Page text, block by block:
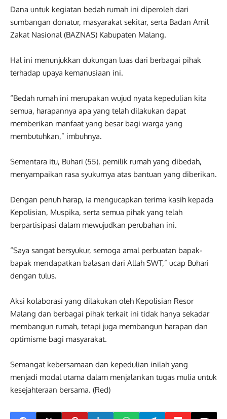
Dana untuk kegiatan bedah rumah ini diperoleh dari
sumbangan donatur, masyarakat sekitar, serta Badan Amil
Zakat Nasional (BAZNAS) Kabupaten Malang.
Hal ini menunjukkan dukungan luas dari berbagai pihak
terhadap upaya kemanusiaan ini.
“Bedah rumah ini merupakan wujud nyata kepedulian kita
semua, harapannya apa yang telah dilakukan dapat
memberikan manfaat yang besar bagi warga yang
membutuhkan,” imbuhnya.
Sementara itu, Buhari (55), pemilik rumah yang dibedah,
menyampaikan rasa syukurnya atas bantuan yang diberikan.
Dengan penuh harap, ia mengucapkan terima kasih kepada
Kepolisian, Muspika, serta semua pihak yang telah
berpartisipasi dalam mewujudkan perubahan ini.
“Saya sangat bersyukur, semoga amal perbuatan bapak-
bapak mendapatkan balasan dari Allah SWT,” ucap Buhari
dengan tulus.
Aksi kolaborasi yang dilakukan oleh Kepolisian Resor
Malang dan berbagai pihak terkait ini tidak hanya sekadar
membangun rumah, tetapi juga membangun harapan dan
optimisme bagi masyarakat.
Semangat kebersamaan dan kepedulian inilah yang
menjadi modal utama dalam menjalankan tugas mulia untuk
kesejahteraan bersama. (Red)